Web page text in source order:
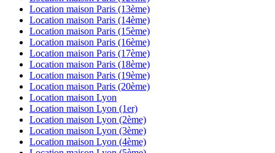
Location maison Paris (13ème)
Location maison Paris (14ème)
Location maison Paris (15ème)
Location maison Paris (16ème)
Location maison Paris (17ème)
Location maison Paris (18ème)
Location maison Paris (19ème)
Location maison Paris (20ème)
Location maison Lyon
Location maison Lyon (1er)
Location maison Lyon (2ème)
Location maison Lyon (3ème)
Location maison Lyon (4ème)